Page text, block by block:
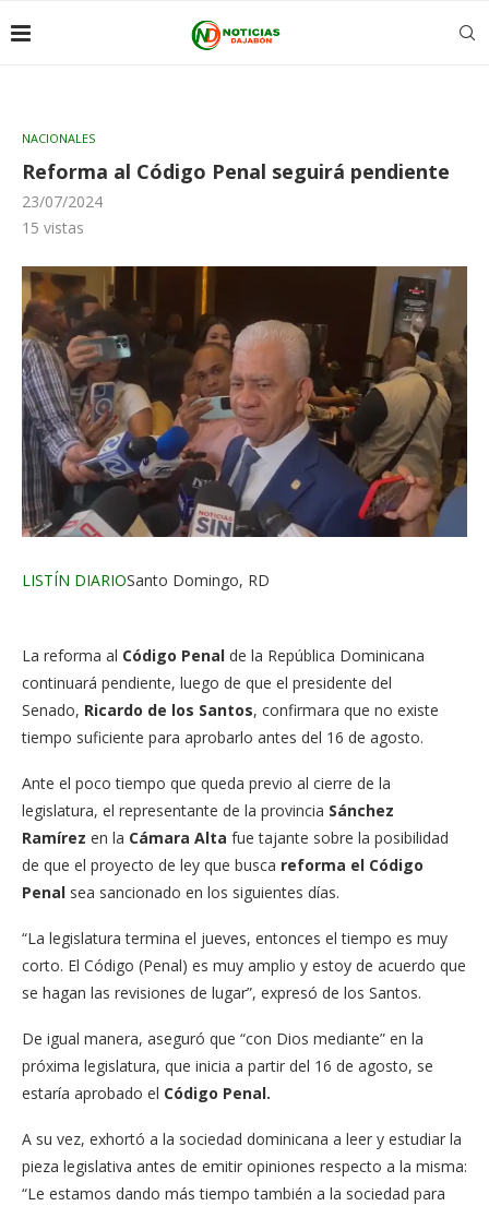
NACIONALES
Reforma al Código Penal seguirá pendiente
23/07/2024
15 vistas
LISTÍN DIARIOSanto Domingo, RD
La reforma al Código Penal de la República Dominicana
continuará pendiente, luego de que el presidente del
Senado, Ricardo de los Santos, confirmara que no existe
tiempo suficiente para aprobarlo antes del 16 de agosto.
Ante el poco tiempo que queda previo al cierre de la
legislatura, el representante de la provincia Sánchez
Ramírez en la Cámara Alta fue tajante sobre la posibilidad
de que el proyecto de ley que busca reforma el Código
Penal sea sancionado en los siguientes días.
“La legislatura termina el jueves, entonces el tiempo es muy
corto. El Código (Penal) es muy amplio y estoy de acuerdo que
se hagan las revisiones de lugar”, expresó de los Santos.
De igual manera, aseguró que “con Dios mediante” en la
próxima legislatura, que inicia a partir del 16 de agosto, se
estaría aprobado el Código Penal.
A su vez, exhortó a la sociedad dominicana a leer y estudiar la
pieza legislativa antes de emitir opiniones respecto a la misma:
“Le estamos dando más tiempo también a la sociedad para